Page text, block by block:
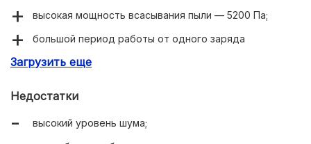
высокая мощность всасывания пыли — 5200 Па;
большой период работы от одного заряда
Загрузить еще
Недостатки
высокий уровень шума;